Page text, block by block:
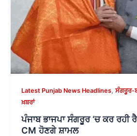
Latest Punjab News Headlines,ਸੰਗਰੂਰ-
ਖ਼ਬਰਾਂ
ਪੰਜਾਬ ਭਾਜਪਾ ਸੰਗਰੂਰ ‘ਚ ਕਰ ਰਹੀ
CM ਹੋਣਗੇ ਸ਼ਾਮਲ